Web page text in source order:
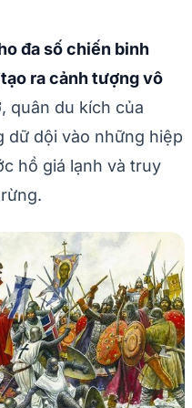
đa số chiến binh
ra cảnh tượng vô
quân du kích của
dữ dội vào những hiệp
hồ giá lạnh và truy